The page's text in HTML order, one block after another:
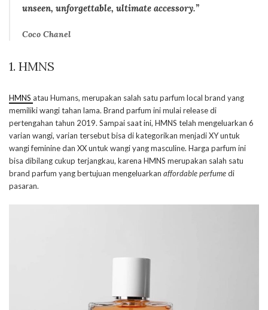
unseen, unforgettable, ultimate accessory.”
Coco Chanel
1. HMNS
HMNS atau Humans, merupakan salah satu parfum local brand yang
memiliki wangi tahan lama. Brand parfum ini mulai release di
pertengahan tahun 2019. Sampai saat ini, HMNS telah mengeluarkan 6
varian wangi, varian tersebut bisa di kategorikan menjadi XY untuk
wangi feminine dan XX untuk wangi yang masculine. Harga parfum ini
bisa dibilang cukup terjangkau, karena HMNS merupakan salah satu
brand parfum yang bertujuan mengeluarkan affordable perfumedi
pasaran.